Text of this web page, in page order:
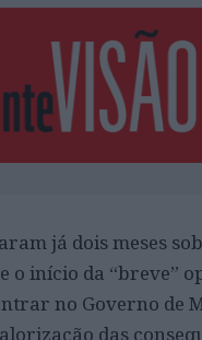
já dois meses
o início da “breve”
no Governo de
das